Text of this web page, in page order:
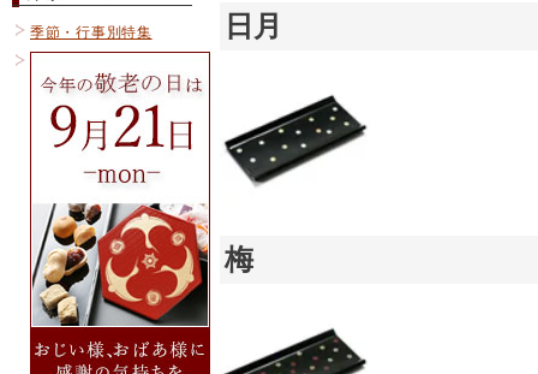
季節・行事別特集 日月
梅